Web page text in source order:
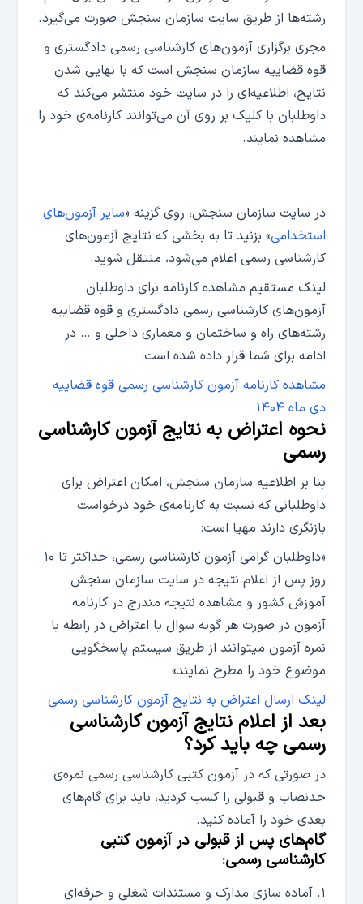
رشته‌ها از طریق سایت سازمان سنجش صورت می‌گیرد.
مجری برگزاری آزمون‌های کارشناسی رسمی دادگستری و
قوه قضاییه سازمان سنجش است که با نهایی شدن
نتایج، اطلاعیه‌ای را در سایت خود منتشر می‌کند که
داوطلبان با کلیک بر روی آن می‌توانند کارنامه‌ی خود را
مشاهده نمایند.
در سایت سازمان سنجش، روی گزینه «سایر آزمون‌های
استخدامی» بزنید تا به بخشی که نتایج آزمون‌های
کارشناسی رسمی اعلام می‌شود، منتقل شوید.
لینک مستقیم مشاهده کارنامه برای داوطلبان
آزمون‌های کارشناسی رسمی دادگستری و قوه قضاییه
رشته‌های راه و ساختمان و معماری داخلی و … در
ادامه برای شما قرار داده شده است:
مشاهده کارنامه آزمون کارشناسی رسمی قوه قضاییه
دی ماه ۱۴۰۴
نحوه اعتراض به نتایج آزمون کارشناسی
رسمی
بنا بر اطلاعیه سازمان سنجش، امکان اعتراض برای
داوطلبانی که نسبت به کارنامه‌ی خود درخواست
بازنگری دارند مهیا است:
«داوطلبان گرامی آزمون کارشناسی رسمی، حداکثر تا ۱۰
روز پس از اعلام نتیجه در سایت سازمان سنجش
آموزش کشور و مشاهده نتیجه مندرج در کارنامه
آزمون در صورت هر گونه سوال یا اعتراض در رابطه با
نمره آزمون میتوانند از طریق سیستم پاسخگویی
موضوع خود را مطرح نمایند»
لینک ارسال اعتراض به نتایج آزمون کارشناسی رسمی
بعد از اعلام نتایج آزمون کارشناسی
رسمی چه باید کرد؟
در صورتی که در آزمون کتبی کارشناسی رسمی نمره‌ی
حدنصاب و قبولی را کسب کردید، باید برای گام‌های
بعدی خود را آماده کنید.
گام‌های پس از قبولی در آزمون کتبی
کارشناسی رسمی:
آماده سازی مدارک و مستندات شغلی و حرفه‌ای